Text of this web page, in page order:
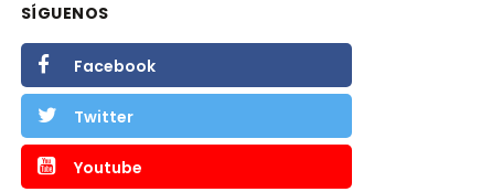
SÍGUENOS
Facebook
Twitter
Youtube